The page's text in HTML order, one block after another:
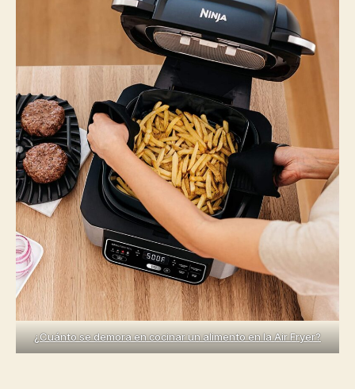
¿Cuánto se demora en cocinar un alimento en la Air Fryer?